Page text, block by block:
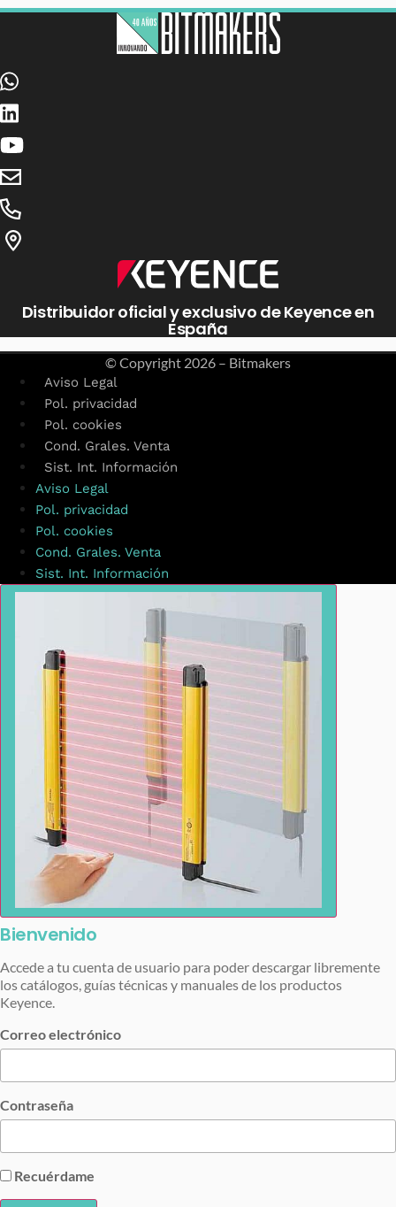
Distribuidor oficial y exclusivo de Keyence en
España
© Copyright 2026 – Bitmakers
Aviso Legal
Pol. privacidad
Pol. cookies
Cond. Grales. Venta
Sist. Int. Información
Aviso Legal
Pol. privacidad
Pol. cookies
Cond. Grales. Venta
Sist. Int. Información
Bienvenido
Accede a tu cuenta de usuario para poder descargar libremente
los catálogos, guías técnicas y manuales de los productos
Keyence.
Correo electrónico
Contraseña
Recuérdame